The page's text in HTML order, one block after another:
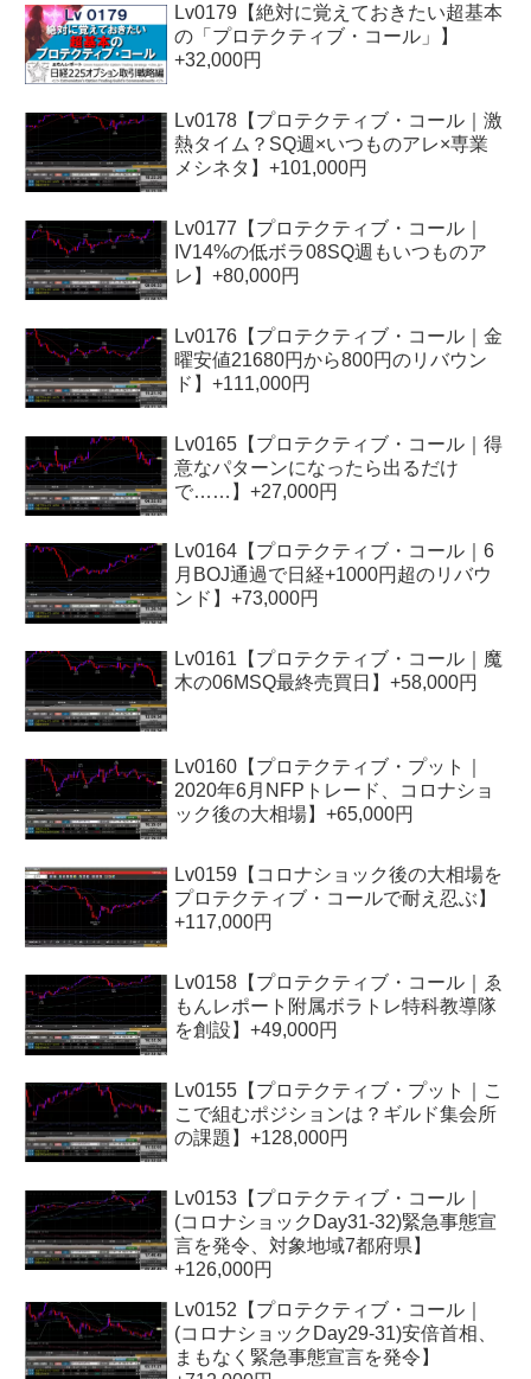
Lv0179【絶対に覚えておきたい超基本
の「プロテクティブ・コール」】
+32,000円
Lv0178【プロテクティブ・コール｜激
熱タイム？SQ週×いつものアレ×専業
メシネタ】+101,000円
Lv0177【プロテクティブ・コール｜
IV14%の低ボラ08SQ週もいつものア
レ】+80,000円
Lv0176【プロテクティブ・コール｜金
曜安値21680円から800円のリバウン
ド】+111,000円
Lv0165【プロテクティブ・コール｜得
意なパターンになったら出るだけ
で……】+27,000円
Lv0164【プロテクティブ・コール｜6
月BOJ通過で日経+1000円超のリバウ
ンド】+73,000円
Lv0161【プロテクティブ・コール｜魔
木の06MSQ最終売買日】+58,000円
Lv0160【プロテクティブ・プット｜
2020年6月NFPトレード、コロナショ
ック後の大相場】+65,000円
Lv0159【コロナショック後の大相場を
プロテクティブ・コールで耐え忍ぶ】
+117,000円
Lv0158【プロテクティブ・コール｜ゑ
もんレポート附属ボラトレ特科教導隊
を創設】+49,000円
Lv0155【プロテクティブ・プット｜こ
こで組むポジションは？ギルド集会所
の課題】+128,000円
Lv0153【プロテクティブ・コール｜
(コロナショックDay31-32)緊急事態宣
言を発令、対象地域7都府県】
+126,000円
Lv0152【プロテクティブ・コール｜
(コロナショックDay29-31)安倍首相、
まもなく緊急事態宣言を発令】